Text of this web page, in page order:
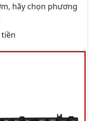
hãy chọn phương